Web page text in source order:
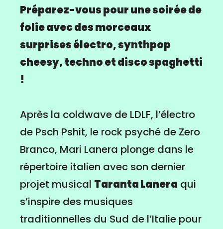
Préparez-vous pour une soirée de
folie avec des morceaux
surprises électro, synthpop
cheesy, techno et disco spaghetti
!
Après la coldwave de LDLF, l’électro
de Psch Pshit, le rock psyché de Zero
Branco, Mari Lanera plonge dans le
répertoire italien avec son dernier
projet musical Taranta Lanera qui
s’inspire des musiques
traditionnelles du Sud de l’Italie pour